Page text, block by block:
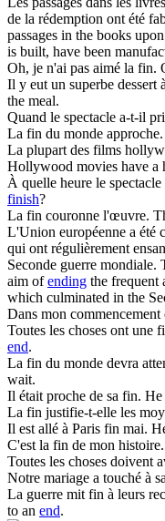
de la rédemption ont été
passages in the books
is built, have been
Oh, je n'ai pas aimé la fin.
Il y eut un superbe dessert
the meal.
Quand le spectacle a-t-il
La fin du monde approche.
La plupart des films
Hollywood movies have a
À quelle heure le
finish?
La fin couronne l'œuvre.
L'Union européenne a été
qui ont régulièrement
Seconde guerre mondiale.
aim ofending the frequent
which culminated in the
Dans mon commencement
Toutes les choses ont une
end.
La fin du monde devra
wait.
Il était proche de sa fin. He
La fin justifie-t-elle les
Il est allé à Paris fin mai.
C'est la fin de mon histoire.
Toutes les choses doivent
Notre mariage a touché à
La guerre mitfin à leurs
to an end.